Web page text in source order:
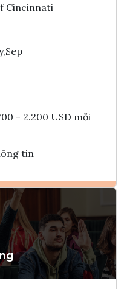
Cincinnati
- 2.200 USD mỗi
tin
Ghi danh
Tham vấn Interlink